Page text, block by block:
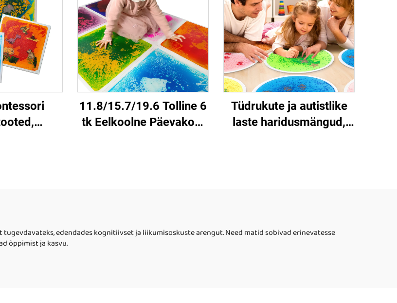
11.8/15.7/19.6 Tolline 6
tk Eelkoolne Päevakool
Tüdrukute ja autistlike
laste haridusmängud,
edendades kognitiivset ja liikumisoskuste arengut. Need matid sobivad erinevatesse
õppimist ja kasvu.